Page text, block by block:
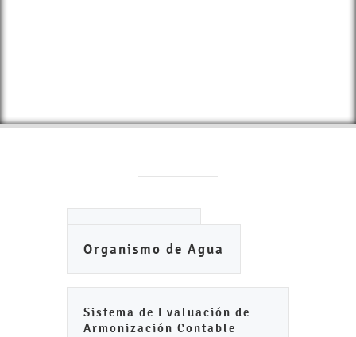
Organismo de Agua
Sistema de Evaluación de
Armonización Contable